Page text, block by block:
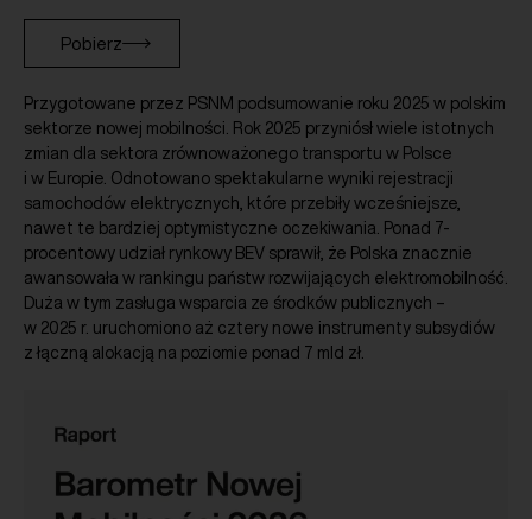
Pobierz
Przygotowane przez PSNM podsumowanie roku 2025 w polskim
sektorze nowej mobilności. Rok 2025 przyniósł wiele istotnych
zmian dla sektora zrównoważonego transportu w Polsce
i w Europie. Odnotowano spektakularne wyniki rejestracji
samochodów elektrycznych, które przebiły wcześniejsze,
nawet te bardziej optymistyczne oczekiwania. Ponad 7-
procentowy udział rynkowy BEV sprawił, że Polska znacznie
awansowała w rankingu państw rozwijających elektromobilność.
Duża w tym zasługa wsparcia ze środków publicznych –
w 2025 r. uruchomiono aż cztery nowe instrumenty subsydiów
z łączną alokacją na poziomie ponad 7 mld zł.